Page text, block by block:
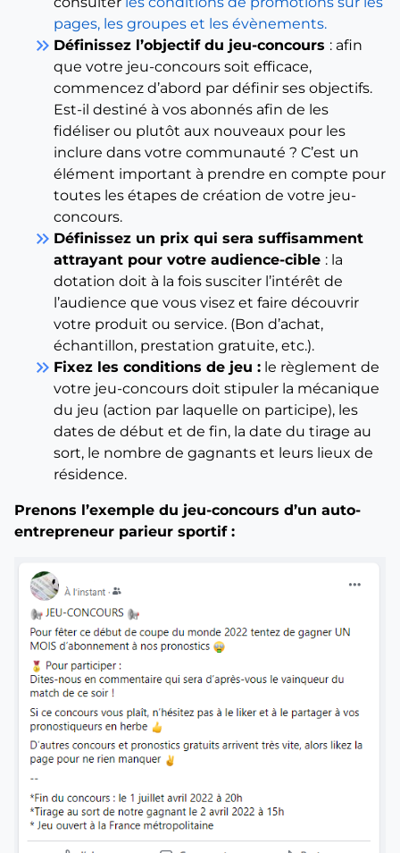
pages, les groupes et les évènements.
keyboard_double_arrow_right Définissez l’objectif du jeu-concours : afin
que votre jeu-concours soit efficace,
commencez d’abord par définir ses objectifs.
Est-il destiné à vos abonnés afin de les
fidéliser ou plutôt aux nouveaux pour les
inclure dans votre communauté ? C’est un
élément important à prendre en compte pour
toutes les étapes de création de votre jeu-
concours.
keyboard_double_arrow_right Définissez un prix qui sera suffisamment
attrayant pour votre audience-cible : la
dotation doit à la fois susciter l’intérêt de
l’audience que vous visez et faire découvrir
votre produit ou service. (Bon d’achat,
échantillon, prestation gratuite, etc.).
keyboard_double_arrow_right Fixez les conditions de jeu : le règlement de
votre jeu-concours doit stipuler la mécanique
du jeu (action par laquelle on participe), les
dates de début et de fin, la date du tirage au
sort, le nombre de gagnants et leurs lieux de
résidence.
Prenons l’exemple du jeu-concours d’un auto-
entrepreneur parieur sportif :